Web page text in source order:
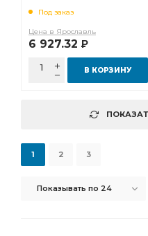
Под заказ
Цена в Ярославль
6 927.32 Р
В КОРЗИНУ
Показывать по 24
1 2 3